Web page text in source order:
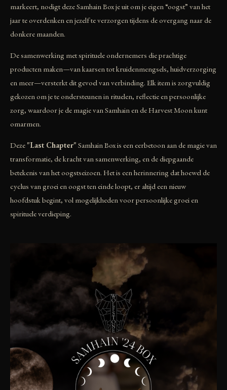
markeert, nodigt deze Samhain Box je uit om je eigen “oogst” van het
jaar te overdenken en jezelf te verzorgen tijdens de overgang naar de
donkere maanden.
De samenwerking met spirituele ondernemers die prachtige
producten maken—van kaarsen tot kruidenmengsels, huidverzorging
en meer—versterkt dit gevoel van verbinding. Elk item is zorgvuldig
gekozen om je te ondersteunen in rituelen, reflectie en persoonlijke
zorg, waardoor je de magie van Samhain en de Harvest Moon kunt
omarmen.
Deze "Last Chapter" Samhain Box is een eerbetoon aan de magie van
transformatie, de kracht van samenwerking, en de diepgaande
betekenis van het oogstseizoen. Het is een herinnering dat hoewel de
cyclus van groei en oogst ten einde loopt, er altijd een nieuw
hoofdstuk begint, vol mogelijkheden voor persoonlijke groei en
spirituele verdieping.